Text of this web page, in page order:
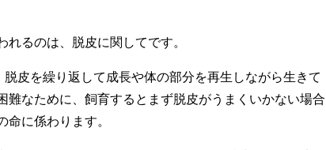
るのは、脱皮に関してです。
皮を繰り返して成長や体の部分を再生しながら生きて
難なために、飼育するとまず脱皮がうまくいかない場合
に係わります。